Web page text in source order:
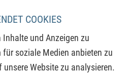
COOKIES
Inhalte und Anzeigen zu
soziale Medien anbieten zu
Website zu analysieren.
in Europa oder politische
Großaufträgen – Investoren
Spannungsfeld. Trotz
reagieren die